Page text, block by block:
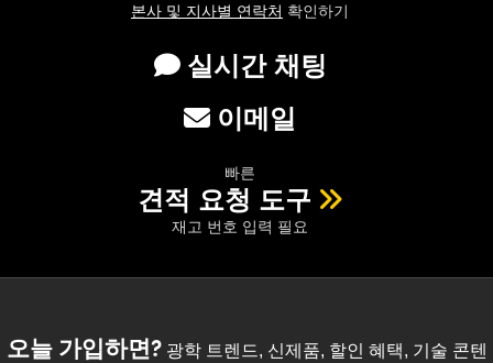
본사 및 지사별 연락처 확인하기
실시간 채팅
이메일
빠른
견적 요청 도구
재고 번호 입력 필요
오늘 가입하면?광학 트렌드, 신제품, 할인 혜택, 기술 콘텐